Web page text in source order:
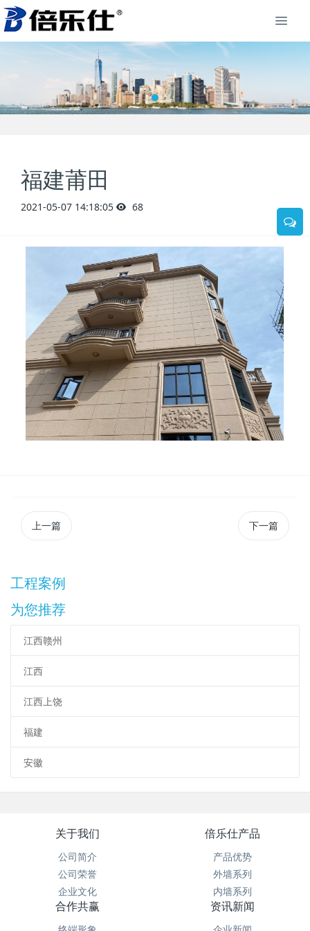
福建莆田
2021-05-07 14:18:05 68
上一篇 下一篇
工程案例
为您推荐
江西赣州
江西
江西上饶
福建
安徽
关于我们
公司简介
公司荣誉
企业文化
倍乐仕产品
产品优势
外墙系列
内墙系列
合作共赢 资讯新闻